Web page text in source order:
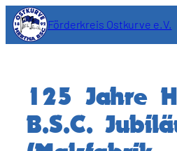
Zum
Inhalt
springen
Förderkreis Ostkurve e.V.
125 Jahre
B.S.C.